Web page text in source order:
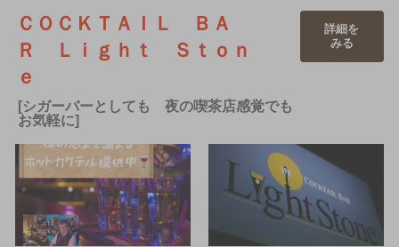
ＣＯＣＫＴＡＩＬ ＢＡ
Ｒ Ｌｉｇｈｔ Ｓｔｏｎ
ｅ
[シガーバーとしても 夜の喫茶店感覚でも
お気軽に]
詳細を
みる